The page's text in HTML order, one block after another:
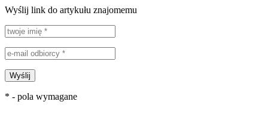
Wyślij link do artykułu znajomemu
Wyślij
* - pola wymagane